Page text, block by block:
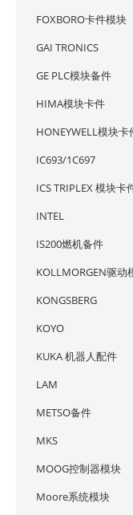
FOXBORO卡件模块
GAI TRONICS
GE PLC模块备件
HIMA模块卡件
HONEYWELL模块卡
IC693/1C697
ICS TRIPLEX 模块卡
INTEL
IS200燃机备件
KOLLMORGEN驱动
KONGSBERG
KOYO
KUKA 机器人配件
LAM
METSO备件
MKS
MOOG控制器模块
Moore系统模块